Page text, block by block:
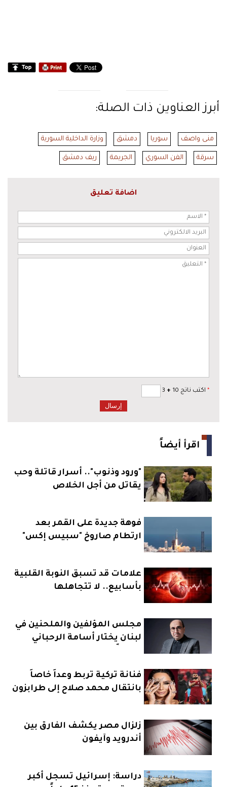
أبرز العناوين ذات الصلة:
منى واصف سوريا دمشق وزارة الداخلية السورية
سرقة الفن السوري الجريمة ريف دمشق
اضافة تعليق
* اكتب ناتج 10 +
اقرأ أيضاً
"ورود وذنوب".. أسرار قاتلة وحب
يقاتل من أجل الخلاص
فوهة جديدة على القمر بعد
ارتطام صاروخ "سبيس إكس"
علامات قد تسبق النوبة القلبية
بأسابيع.. لا تتجاهلها
مجلس المؤلفين والملحنين في
لبنان يختار أسامة الرحباني
فنانة تركية تربط وعداً خاصاً
بانتقال محمد صلاح إلى طرابزون
زلزال مصر يكشف الفارق بين
أندرويد وآيفون
دراسة: إسرائيل تسجل أكبر